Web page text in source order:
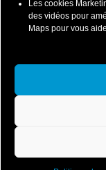
Les cookies
des vidéos pour
Maps pour vous
Conditions